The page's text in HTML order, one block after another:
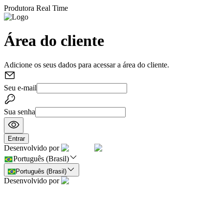
Produtora Real Time
Área do cliente
Adicione os seus dados para acessar a área do cliente.
Seu e-mail
Sua senha
Entrar
Desenvolvido por
Português (Brasil)
Português (Brasil)
Desenvolvido por